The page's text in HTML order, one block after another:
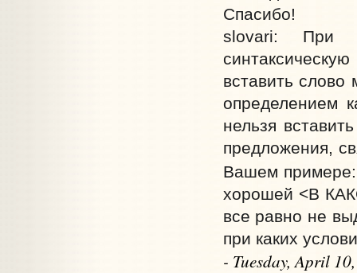
Спасибо!
slovari: При
вставить слово
определением
нельзя
предложения,
Вашем
хорошей <В
все равно не
при каких
- Tuesday, April